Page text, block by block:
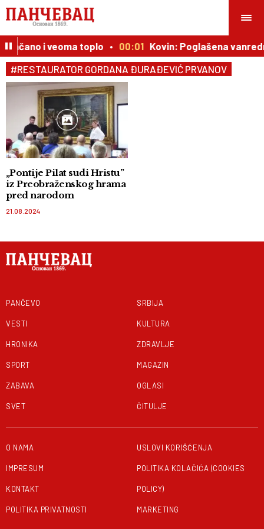
i veoma toplo 00:01
Kovin: Poglašena
#RESTAURATOR GORDANA ĐURAĐEVIĆ PRVANOV
„Pontije Pilat sudi Hristu”
iz Preobraženskog hrama
pred narodom
21.08.2024
PANČEVO
VESTI
HRONIKA
SPORT
ZABAVA
SVET
SRBIJA
KULTURA
ZDRAVLJE
MAGAZIN
OGLASI
ČITULJE
O NAMA
IMPRESUM
KONTAKT
POLITIKA PRIVATNOSTI
USLOVI KORIŠĆENJA
POLITIKA KOLAČIĆA (COOKIES
POLICY)
MARKETING